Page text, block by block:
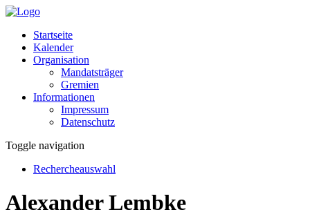
Startseite
Kalender
Organisation
Mandatsträger
Gremien
Informationen
Impressum
Datenschutz
Toggle navigation
Rechercheauswahl
Alexander Lembke